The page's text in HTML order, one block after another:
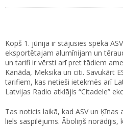
Kopš 1. jūnija ir stājusies spēkā
eksportētajam alumīnijam un
un tarifi ir vērsti arī pret tādiem
Kanāda, Meksika un citi. Savukārt
tarifiem, kas netieši ietekmēs arī
Latvijas Radio atklājis “Citadele”
Tas noticis laikā, kad ASV un
liels saspīlējums. Āboliņš norādījis,